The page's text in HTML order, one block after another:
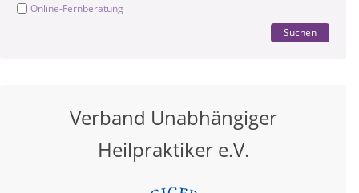
Online-Fernberatung
Suchen
Verband Unabhängiger
Heilpraktiker e.V.